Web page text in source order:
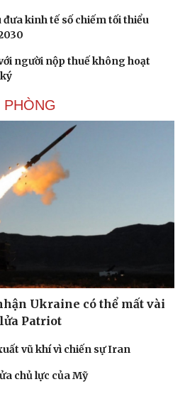
đưa kinh tế số chiếm tối thiểu
người nộp thuế không hoạt
Ukraine có thể mất vài
Patriot
vũ khí vì chiến sự Iran
chủ lực của Mỹ